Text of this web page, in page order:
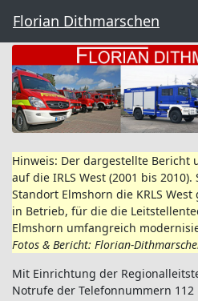
Florian Dithmarschen
Hinweis: Der dargestellte Bericht
auf die IRLS West (2001 bis 2010).
Standort Elmshorn die KRLS
in Betrieb, für die die
Elmshorn umfangreich
Fotos & Bericht: Florian-
Mit Einrichtung der
Notrufe der Telefonnummern 112